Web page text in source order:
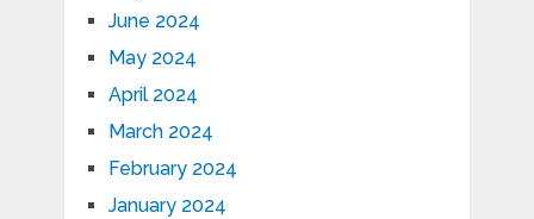
June 2024
May 2024
April 2024
March 2024
February 2024
January 2024